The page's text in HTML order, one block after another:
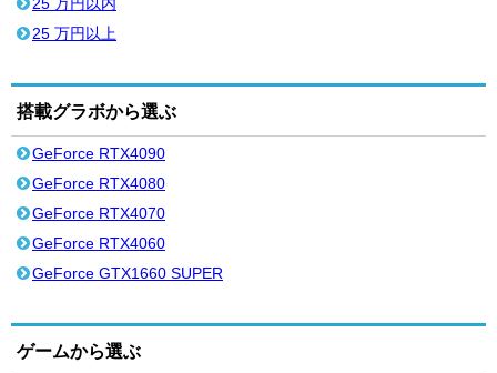
25 万円以内
25 万円以上
搭載グラボから選ぶ
GeForce RTX4090
GeForce RTX4080
GeForce RTX4070
GeForce RTX4060
GeForce GTX1660 SUPER
ゲームから選ぶ